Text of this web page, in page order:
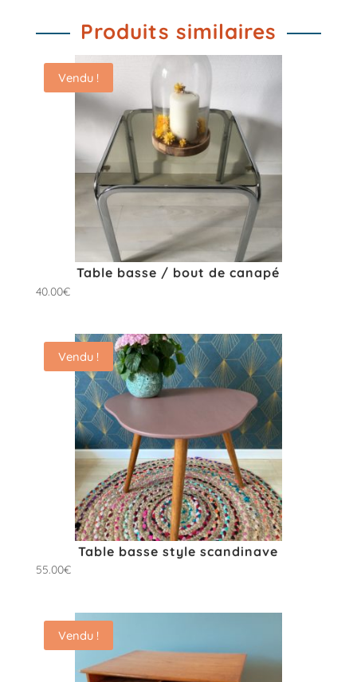
Produits similaires
Table basse / bout de canapé
40.00€
Vendu !
Table basse style scandinave
55.00€
Vendu !
Vendu !